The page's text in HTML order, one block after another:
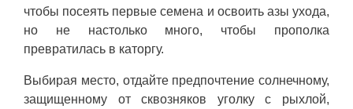
чтобы посеять первые семена и освоить азы ухода,
но не настолько много, чтобы прополка
превратилась в каторгу.
Выбирая место, отдайте предпочтение солнечному,
защищенному от сквозняков уголку с рыхлой,